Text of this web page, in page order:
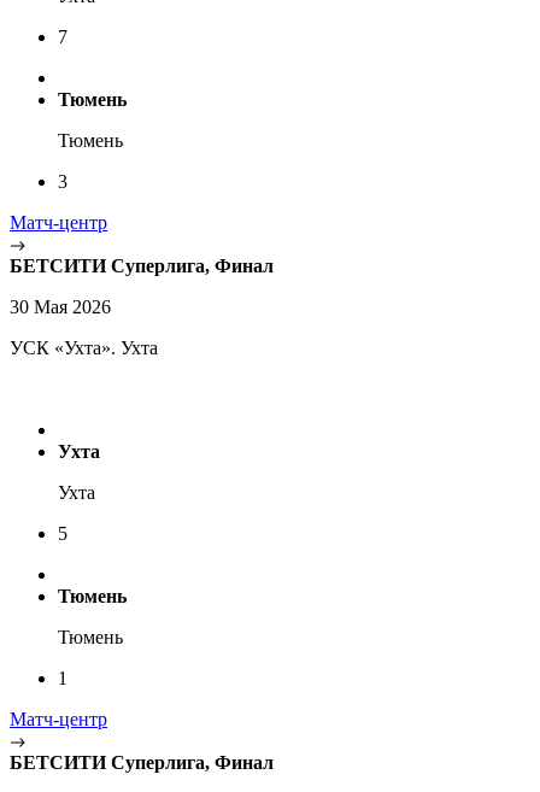
7
Тюмень
Тюмень
3
Матч-центр
БЕТСИТИ Суперлига, Финал
30 Мая 2026
УСК «Ухта». Ухта
Ухта
Ухта
5
Тюмень
Тюмень
1
Матч-центр
БЕТСИТИ Суперлига, Финал